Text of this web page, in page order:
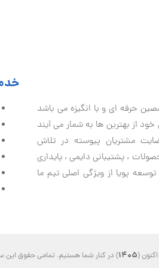
حرفه ای و با انگیزه می باشد
از بهترین ها به شمار می آیند
مشتریان پیوسته در تلاش
، پشتیبانی دايمی ، پایداری
توسعه پویا از ویژگی اصلی تیم ما
(
1405) در کنار شما هستیم. تمامی حقوق